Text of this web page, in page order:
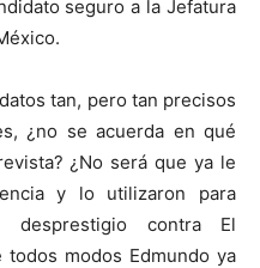
seguro a la Jefatura
tan, pero tan precisos
¿no se acuerda en qué
¿No será que ya le
y lo utilizaron para
desprestigio contra El
modos Edmundo ya